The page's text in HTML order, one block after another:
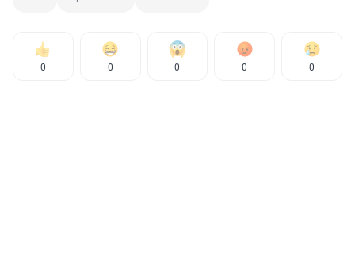
0 0 0 0 0